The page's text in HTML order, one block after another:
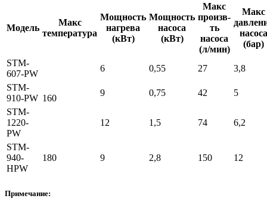
Модель
Макс
температура
Мощность
нагрева
(кВт)
Мощность
насоса
(кВт)
Макс
произв-
ть
насоса
(л/мин)
Макс
насоса
(бар)
STM-
607-PW
160
6 0,55 27
3,8
STM-
910-PW
9 0,75 42
5
STM-
1220-
PW
12 1,5 74 6,2
STM-
940-
HPW
180 9 2,8 150 12
Примечание: